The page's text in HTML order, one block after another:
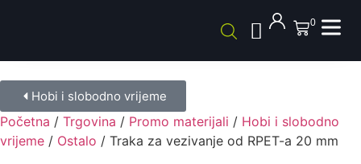
0
Hobi i slobodno vrijeme
Početna / Trgovina / Promo materijali / Hobi i slobodno
vrijeme / Ostalo / Traka za vezivanje od RPET-a 20 mm